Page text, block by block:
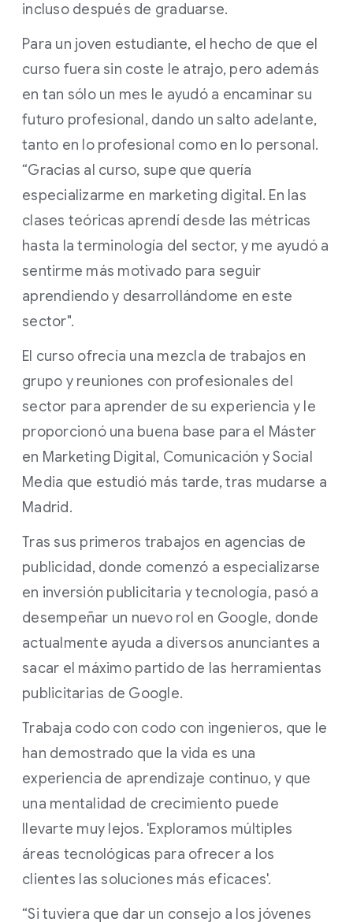
incluso después de graduarse.
Para un joven estudiante, el hecho de que el
curso fuera sin coste le atrajo, pero además
en tan sólo un mes le ayudó a encaminar su
futuro profesional, dando un salto adelante,
tanto en lo profesional como en lo personal.
“Gracias al curso, supe que quería
especializarme en marketing digital. En las
clases teóricas aprendí desde las métricas
hasta la terminología del sector, y me ayudó a
sentirme más motivado para seguir
aprendiendo y desarrollándome en este
sector".
El curso ofrecía una mezcla de trabajos en
grupo y reuniones con profesionales del
sector para aprender de su experiencia y le
proporcionó una buena base para el Máster
en Marketing Digital, Comunicación y Social
Media que estudió más tarde, tras mudarse a
Madrid.
Tras sus primeros trabajos en agencias de
publicidad, donde comenzó a especializarse
en inversión publicitaria y tecnología, pasó a
desempeñar un nuevo rol en Google, donde
actualmente ayuda a diversos anunciantes a
sacar el máximo partido de las herramientas
publicitarias de Google.
Trabaja codo con codo con ingenieros, que le
han demostrado que la vida es una
experiencia de aprendizaje continuo, y que
una mentalidad de crecimiento puede
llevarte muy lejos. 'Exploramos múltiples
áreas tecnológicas para ofrecer a los
clientes las soluciones más eficaces'.
“Si tuviera que dar un consejo a los jóvenes